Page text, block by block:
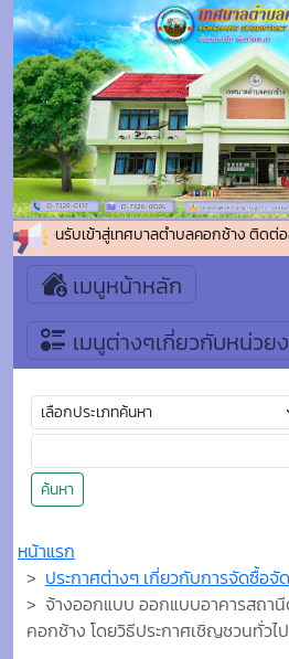
ดีต้อนรับเข้าสู่เทศบาลตำบลคอกช้าง ติดต่อส
เมนูหน้าหลัก
เมนูต่างๆเกี่ยวกับหน่วย
ค้นหา
หน้าแรก
ประกาศต่างๆ เกี่ยวกับการจัดซื้อ
จ้างออกแบบ ออกแบบอาคารสถา
คอกช้าง โดยวิธีประกาศเชิญชวนทั่วไป